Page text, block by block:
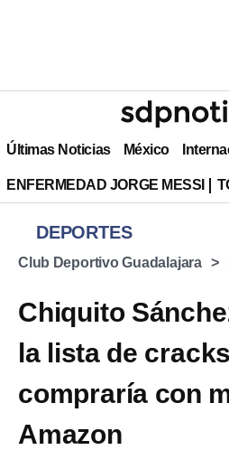
Últimas Noticias México
ENFERMEDAD JORGE MESSI
DEPORTES
Club Deportivo Guadalajara
Chiquito
la lista de
compraría con
Amazon